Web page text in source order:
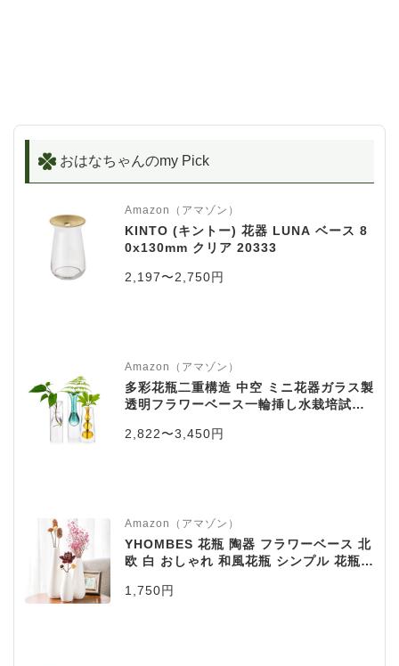
おはなちゃんのmy Pick
Amazon（アマゾン）
KINTO (キントー) 花器 LUNA ベース 8
0x130mm クリア 20333
2,197〜2,750円
Amazon（アマゾン）
多彩花瓶二重構造 中空 ミニ花器ガラス製
透明フラワーベース一輪挿し水栽培試験
リウム容器工芸壁掛け花瓶、玄関廊下装
2,822〜3,450円
Amazon（アマゾン）
YHOMBES 花瓶 陶器 フラワーベース 北
欧 白 おしゃれ 和風花瓶 シンプル 花瓶
ゼント ギフト【水滴】高さ23cm
1,750円